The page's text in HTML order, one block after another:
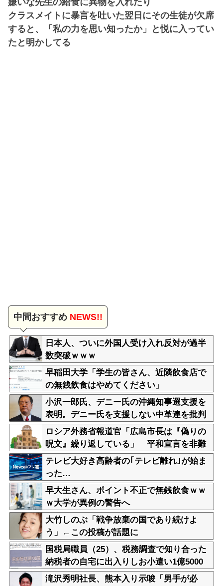
クラスメイトに暴言を吐いた翌日にその生徒が欠席
すると、「私の力を思い知ったか」と悦に入ってい
たと明かしてる
中間おすすめNEWS!!
日本人、ついに外国人受け入れ反対が過半
数突破ｗｗｗ
早稲田大学「学生の皆さん、近隣飲食店で
の無銭飲食はやめてください」
小沢一郎氏、デニー氏の沖縄知事選支援を
表明。デニー氏を支援しない中革連を批判
ロシア外務省報道官「広島市長は『偽りの
呪文』繰り返している」 平和宣言を非難
テレビ大好き高齢者の｢テレビ離れ｣が始ま
った…
早大生さん、ポイント不正で無銭飲食ｗｗ
ｗ大学が異例の警告へ
大竹しのぶ「戦争放棄の国であり続けよ
う」←この投稿が話題に
国税局職員（25）、税務調査で知り合った
納税者の自宅に出入りしお小遣い1億5000
万円頂戴するwww
滝沢秀明社長、熊本入り示唆「男手が必